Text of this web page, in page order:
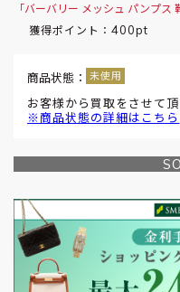
「バーバリー メッシュ パンプス
獲得ポイント： 400pt
商品状態：
お客様から買取をさせて
※商品状態の詳細はこちら